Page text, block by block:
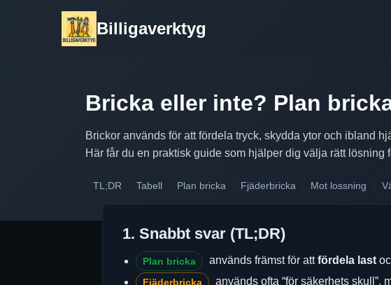
Billigaverktyg
Bricka eller inte? Plan
Brickor används för att fördela tryck, skydda ytor och ibland
Här får du en praktisk guide som hjälper dig välja rätt lösning
TL;DR Tabell Plan bricka Fjäderbricka Mot lossning
1. Snabbt svar (TL;DR)
Plan bricka används främst för attfördela last
Fjäderbricka används ofta “för säkerhets skull”,